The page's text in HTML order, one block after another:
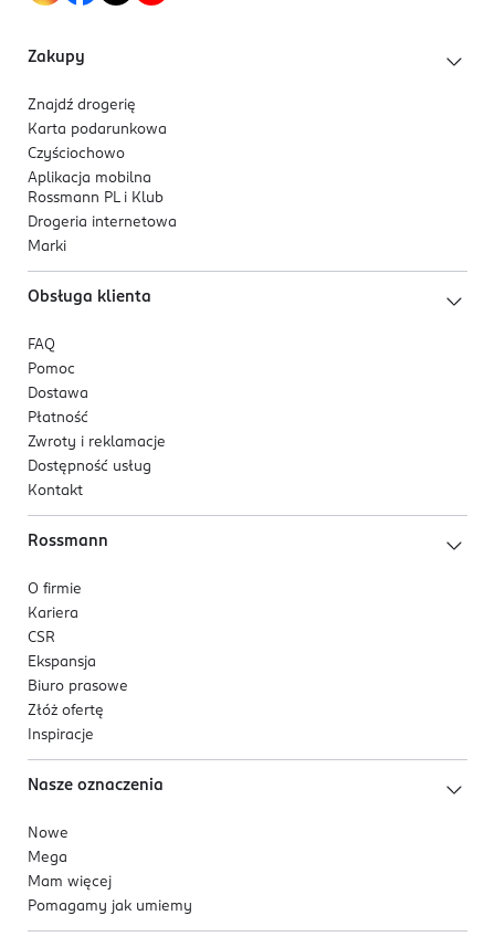
Zakupy
Znajdź drogerię
Karta podarunkowa
Czyściochowo
Aplikacja mobilna
Rossmann PL i Klub
Drogeria internetowa
Marki
Obsługa klienta
FAQ
Pomoc
Dostawa
Płatność
Zwroty i reklamacje
Dostępność usług
Kontakt
Rossmann
O firmie
Kariera
CSR
Ekspansja
Biuro prasowe
Złóż ofertę
Inspiracje
Nasze oznaczenia
Nowe
Mega
Mam więcej
Pomagamy jak umiemy